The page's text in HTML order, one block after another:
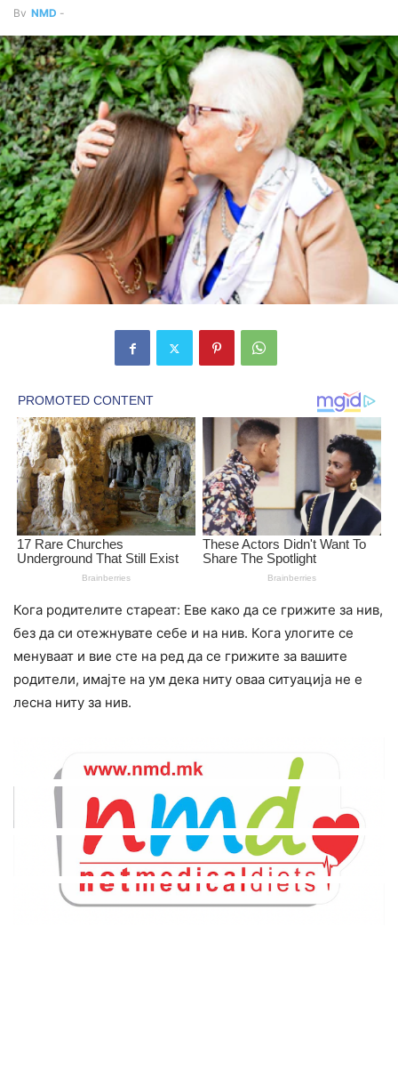
By NMD -
Кога родителите стареат: Еве како да се грижите за нив,
без да си отежнувате себе и на нив. Кога улогите се
менуваат и вие сте на ред да се грижите за вашите
родители, имајте на ум дека ниту оваа ситуација не е
лесна ниту за нив.